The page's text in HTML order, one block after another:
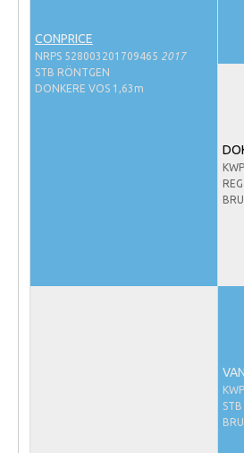
Dutch Pony Championship
Evenementen
Fokprogramma's en registratie
Informatie veulen registratie
CONPRICE
NRPS 528003201709465 2017
STB RÖNTGEN
DONKERE VOS 1,63m
STB